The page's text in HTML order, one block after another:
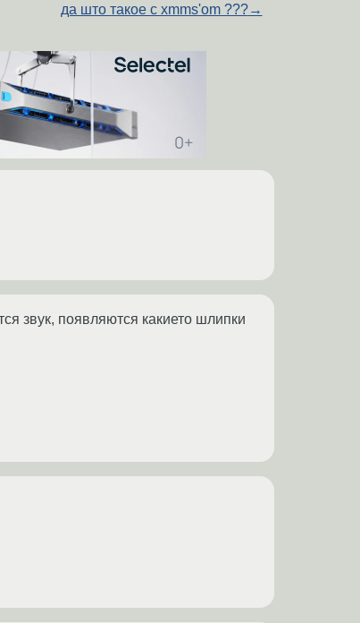
да што такое с xmms'om ???→
звук, появляются какието шлипки